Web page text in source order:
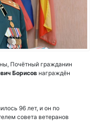
Почётный гражданин
Борисов награждён
96 лет, и он по
совета ветеранов